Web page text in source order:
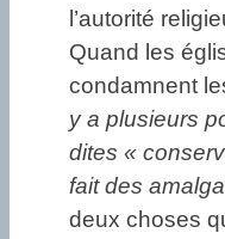
l’autorité
Quand les
condamnent
y a plusieurs
dites «
fait des
deux choses